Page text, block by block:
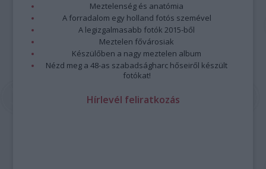
Meztelenség és anatómia
A forradalom egy holland fotós szemével
A legizgalmasabb fotók 2015-ből
Meztelen fővárosiak
Készülőben a nagy meztelen album
Nézd meg a 48-as szabadságharc hőseiről készült
fotókat!
Hírlevél feliratkozás